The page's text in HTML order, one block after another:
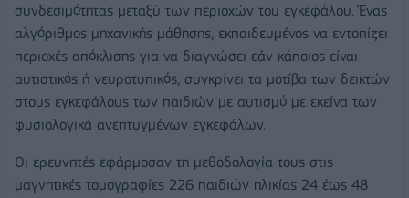
συνδεσιμότητας μεταξύ των περιοχών του εγκεφάλου. Ένας
αλγόριθμος μηχανικής μάθησης, εκπαιδευμένος να εντοπίζει
περιοχές απόκλισης για να διαγνώσει εάν κάποιος είναι
αυτιστικός ή νευροτυπικός, συγκρίνει τα μοτίβα των δεικτών
στους εγκεφάλους των παιδιών με αυτισμό με εκείνα των
φυσιολογικά ανεπτυγμένων εγκεφάλων.
Οι ερευνητές εφάρμοσαν τη μεθοδολογία τους στις
μαγνητικές τομογραφίες 226 παιδιών ηλικίας 24 έως 48